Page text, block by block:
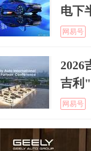
电下
网易号
2026
吉利
网易号